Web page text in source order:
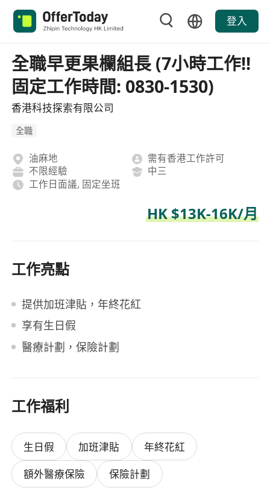
登入
全職早更果欄組長 (7小時工作!!
固定工作時間: 0830-1530)
香港科技探索有限公司
全職
油麻地
需有香港工作許可
不限經驗
中三
工作日面議, 固定坐班
HK $13K-16K/月
工作亮點
提供加班津貼，年終花紅
享有生日假
醫療計劃，保險計劃
工作福利
生日假 加班津貼
年終花紅
額外醫療保險
保險計劃